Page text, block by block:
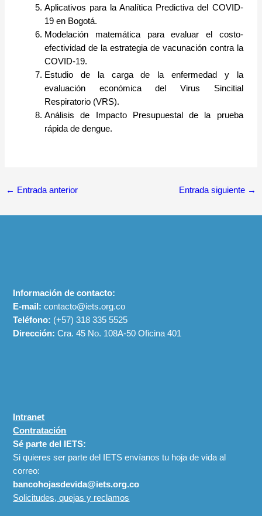
Aplicativos para la Analítica Predictiva del COVID-
19 en Bogotá.
Modelación matemática para evaluar el costo-
efectividad de la estrategia de vacunación contra la
COVID-19.
Estudio de la carga de la enfermedad y la
evaluación económica del Virus Sincitial
Respiratorio (VRS).
Análisis de Impacto Presupuestal de la prueba
rápida de dengue.
← Entrada anterior Entrada siguiente →
Información de contacto:
E-mail: contacto@iets.org.co
Teléfono: (+57)318 335 5525
Dirección: Cra. 45 No. 108A-50 Oficina 401
Intranet
Contratación
Sé parte del IETS:
Si quieres ser parte del IETS envíanos tu hoja de vida al
correo:
bancohojasdevida@iets.org.co
Solicitudes, quejas y reclamos